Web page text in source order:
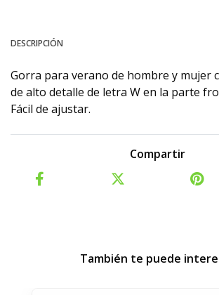
DESCRIPCIÓN
Gorra para verano de hombre y mujer
de alto detalle de letra W en la parte
Fácil de ajustar.
Compartir
También te puede